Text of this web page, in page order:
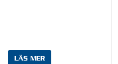
LÄS MER